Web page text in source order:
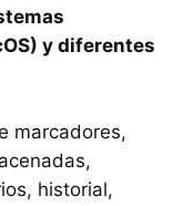
y diferentes
marcadores,
historial,